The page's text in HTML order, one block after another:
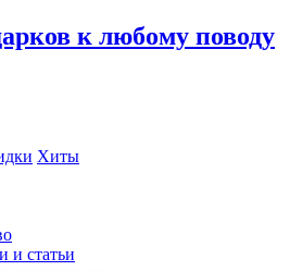
к любому поводу
Хиты
и статьи